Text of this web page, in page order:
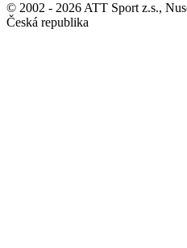
© 2002 - 2026 ATT Sport z.s.,
Česká republika